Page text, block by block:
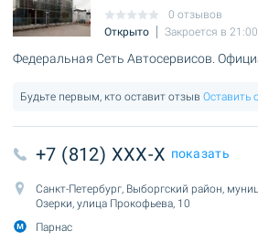
0 отзывов
Открыто
Закроется в 21:00
Федеральная Сеть Автосервисов.
Будьте первым, кто оставит отзыв Оставить
+7 (812) XXX-X показать
Санкт-Петербург, Выборгский район,
Озерки, улица Прокофьева, 10
Парнас